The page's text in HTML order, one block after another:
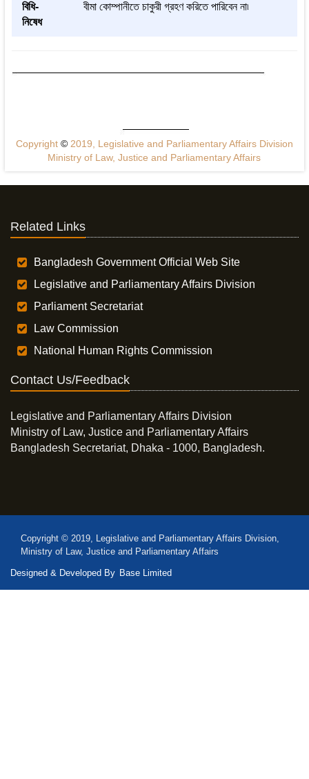
বিধি-
নিষেধ
বীমা কোম্পানীতে চাকুরী গ্রহণ করিতে পারিবেন না৷
Copyright ©2019, Legislative and Parliamentary Affairs Division
Ministry of Law, Justice and Parliamentary Affairs
Related Links
Bangladesh Government Official Web Site
Legislative and Parliamentary Affairs Division
Parliament Secretariat
Law Commission
National Human Rights Commission
Contact Us/Feedback
Legislative and Parliamentary Affairs Division
Ministry of Law, Justice and Parliamentary Affairs
Bangladesh Secretariat, Dhaka - 1000, Bangladesh.
Copyright © 2019, Legislative and Parliamentary Affairs Division,
Ministry of Law, Justice and Parliamentary Affairs
Designed & Developed By Base Limited